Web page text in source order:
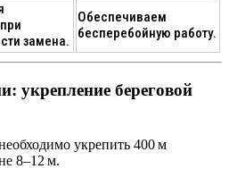
замена.
Обеспечиваем
бесперебойную работу.
укрепление береговой
укрепить 400 м
8–12 м.